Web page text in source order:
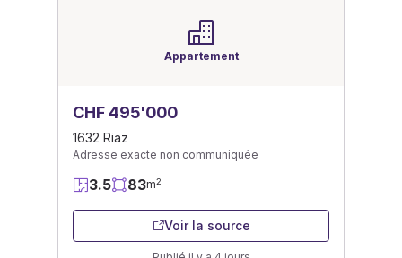
Appartement
CHF 495'000
1632 Riaz
Adresse exacte non communiquée
3.5 83m2
Voir la source